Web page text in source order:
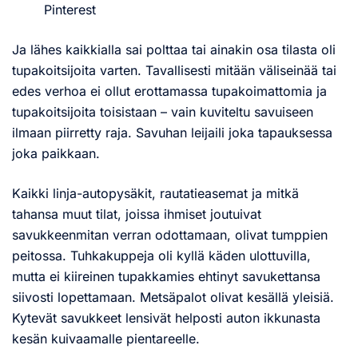
Pinterest
Ja lähes kaikkialla sai polttaa tai ainakin osa tilasta oli
tupakoitsijoita varten. Tavallisesti mitään väliseinää tai
edes verhoa ei ollut erottamassa tupakoimattomia ja
tupakoitsijoita toisistaan – vain kuviteltu savuiseen
ilmaan piirretty raja. Savuhan leijaili joka tapauksessa
joka paikkaan.
Kaikki linja-autopysäkit, rautatieasemat ja mitkä
tahansa muut tilat, joissa ihmiset joutuivat
savukkeenmitan verran odottamaan, olivat tumppien
peitossa. Tuhkakuppeja oli kyllä käden ulottuvilla,
mutta ei kiireinen tupakkamies ehtinyt savukettansa
siivosti lopettamaan. Metsäpalot olivat kesällä yleisiä.
Kytevät savukkeet lensivät helposti auton ikkunasta
kesän kuivaamalle pientareelle.